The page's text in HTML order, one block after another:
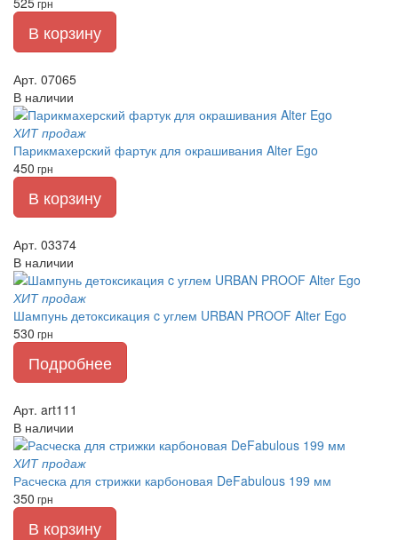
В корзину
Арт. 07065
В наличии
ХИТ продаж
Парикмахерский фартук для окрашивания Alter Ego
450 грн
В корзину
Арт. 03374
В наличии
ХИТ продаж
Шампунь детоксикация c углем URBAN PROOF Alter Ego
530 грн
Подробнее
Арт. art111
В наличии
ХИТ продаж
Расческа для стрижки карбоновая DeFabulous 199 мм
350 грн
В корзину